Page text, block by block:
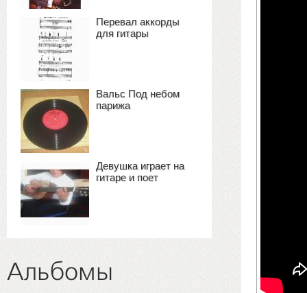
Перевал аккорды
для гитары
Вальс Под небом
парижа
Девушка играет на
гитаре и поет
Альбомы